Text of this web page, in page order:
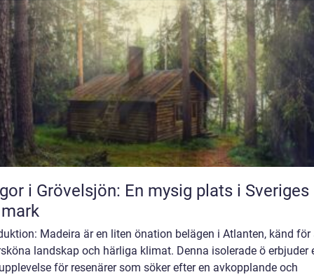
i Grövelsjön: En mysig plats i Sveriges
Madeira är en liten önation belägen i Atlanten, känd för
landskap och härliga klimat. Denna isolerade ö erbjuder
för resenärer som söker efter en avkopplande och